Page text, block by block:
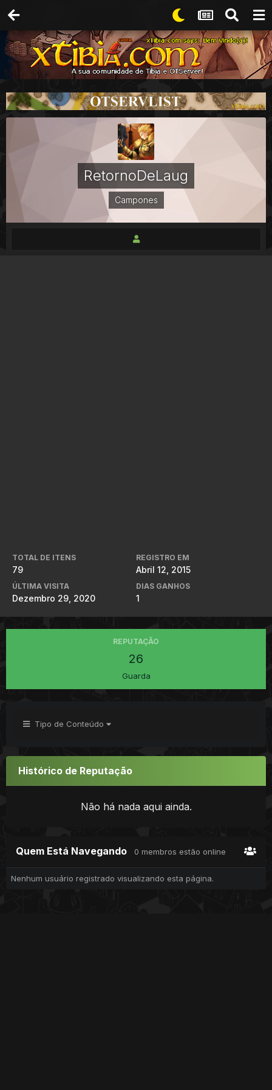
RetornoDeLaug
Campones
TOTAL DE ITENS
79
REGISTRO EM
Abril 12, 2015
ÚLTIMA VISITA
Dezembro 29, 2020
DIAS GANHOS
1
REPUTAÇÃO
26
Guarda
Tipo de Conteúdo
Histórico de Reputação
Não há nada aqui ainda.
Quem Está Navegando 0 membros estão online
Nenhum usuário registrado visualizando esta página.